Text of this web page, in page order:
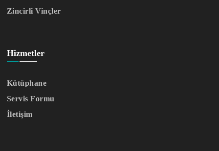
Zincirli Vinçler
Hizmetler
Kütüphane
Servis Formu
İletişim